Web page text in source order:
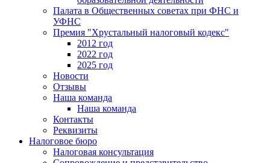
Палата в Общественных советах при ФНС и
УФНС
Премия "Хрустальный налоговый кодекс"
2012 год
2022 год
2025 год
Новости
Отзывы
Наша команда
Наша команда
Контакты
Реквизиты
Налоговое бюро
Налоговая консультация